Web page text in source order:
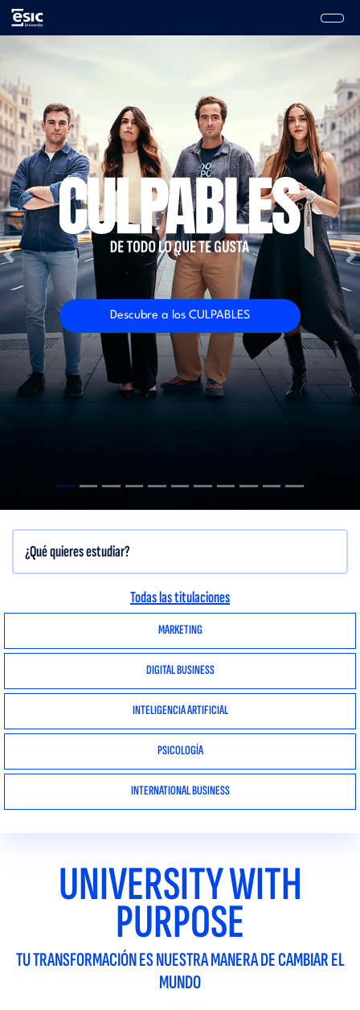
Pasar
Previous
Descubre a los CULPABLES
MARKETING
DIGITAL BUSINESS
INTELIGENCIA ARTIFICIAL
PSICOLOGÍA
INTERNATIONAL BUSINESS
Todas las titulaciones
UNIVERSITY WITH
PURPOSE
TU TRANSFORMACIÓN ES NUESTRA MANERA DE CAMBIAR EL
MUNDO